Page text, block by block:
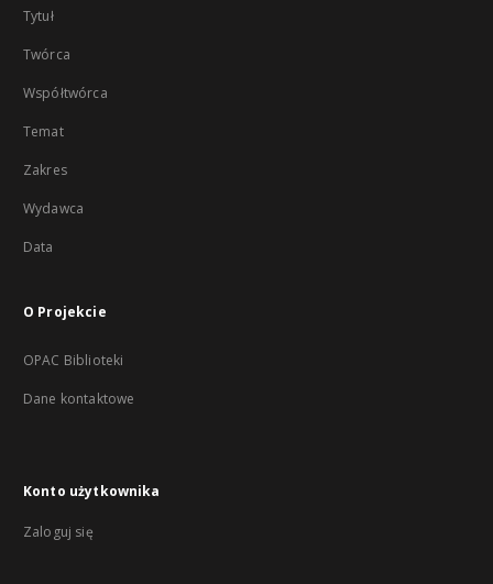
Tytuł
Twórca
Współtwórca
Temat
Zakres
Wydawca
Data
O Projekcie
OPAC Biblioteki
Dane kontaktowe
Konto użytkownika
Zaloguj się